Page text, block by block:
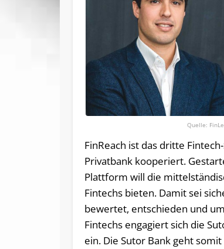
FinReach ist das dritte
Privatbank kooperiert.
Plattform will die
Fintechs bieten. Damit sei
bewertet, entschieden und
Fintechs engagiert sich die
ein. Die Sutor Bank geht